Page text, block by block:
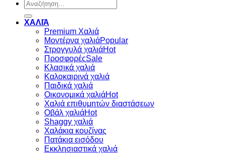
Αναζήτηση
για:
ΧΑΛΙΆ
Premium Χαλιά
Μοντέρνα χαλιά
Στρογγυλά χαλιά
Προσφορές
Κλασικά χαλιά
Καλοκαιρινά χαλιά
Παιδικά χαλιά
Οικονομικά χαλιά
Χαλιά επιθυμητών διαστάσεων
Οβάλ χαλιά
Shaggy χαλιά
Χαλάκια κουζίνας
Πατάκια εισόδου
Εκκλησιαστικά χαλιά